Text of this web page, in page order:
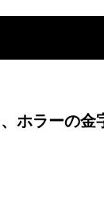
ホラーの